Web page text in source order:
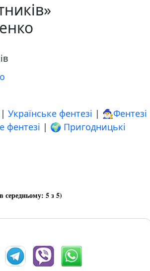
| Українське фентезі | 🧙‍♂️Фентезі
фентезі | 🌍 Пригодницькі
середньому: 5з 5)